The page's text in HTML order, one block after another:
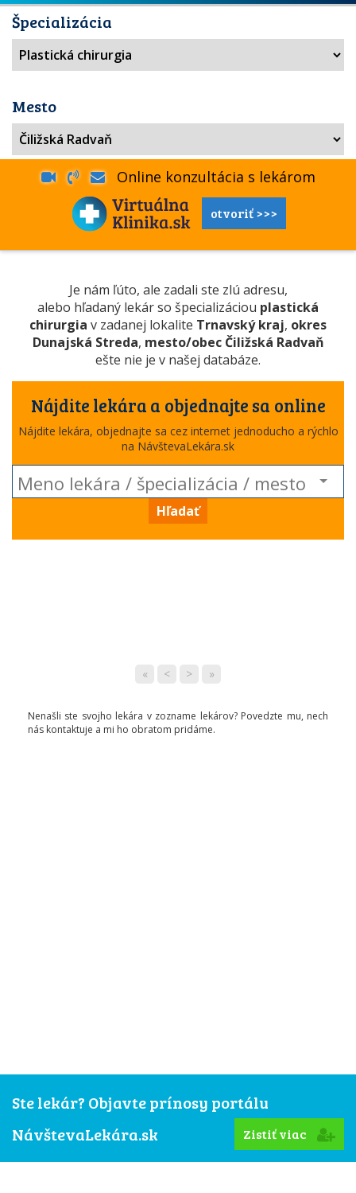
Špecializácia
Mesto
Online konzultácia s lekárom
otvoriť >>>
Je nám ľúto, ale zadali ste zlú adresu,
alebo hľadaný lekár so špecializáciou plastická
chirurgia v zadanej lokalite Trnavský kraj, okres
Dunajská Streda, mesto/obec Čiližská Radvaň
ešte nie je v našej databáze.
Nájdite lekára a objednajte sa online
Nájdite lekára, objednajte sa cez internet jednoducho a rýchlo
na NávštevaLekára.sk
Hľadať
« < > »
Nenašli ste svojho lekára v zozname lekárov? Povedzte mu, nech
nás kontaktuje a mi ho obratom pridáme.
Ste lekár? Objavte prínosy portálu
NávštevaLekára.sk
Zistiť viac